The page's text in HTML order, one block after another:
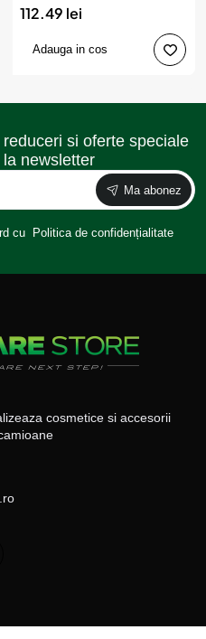
112.49 lei
Adauga in cos
si oferte speciale
newsletter
Ma abonez
cu Politica de confidențialitate
cosmetice si accesorii